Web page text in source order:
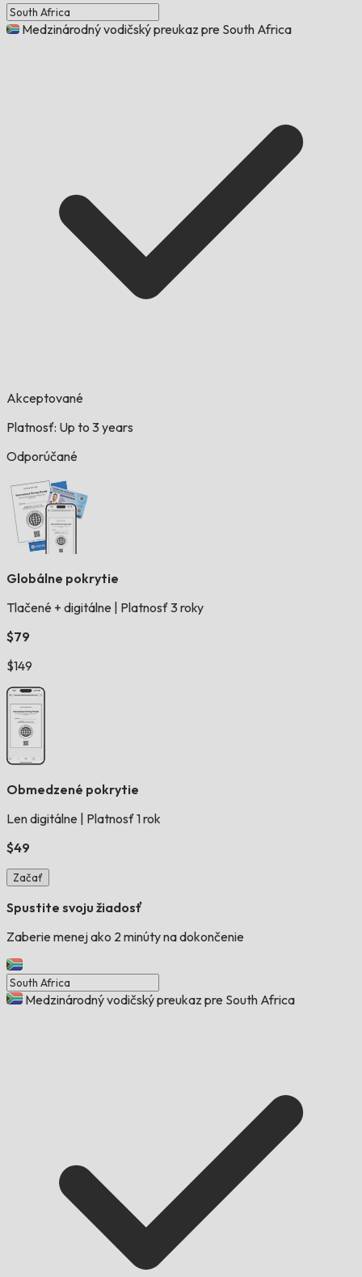
Medzinárodný vodičský preukaz pre South Africa
Akceptované
Platnosť: Up to 3 years
Odporúčané
Globálne pokrytie
Tlačené + digitálne
Platnosť 3 roky
$79
$149
Obmedzené pokrytie
Len digitálne
Platnosť 1 rok
$49
Začať
Spustite svoju žiadosť
Zaberie menej ako 2 minúty na dokončenie
Medzinárodný vodičský preukaz pre South Africa